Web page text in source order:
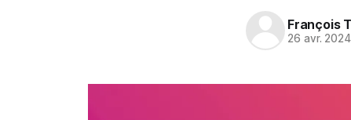
François
26 avr. 2024